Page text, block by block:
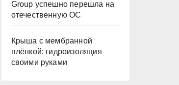
Group успешно перешла на
отечественную ОС
Крыша с мембранной
плёнкой: гидроизоляция
своими руками